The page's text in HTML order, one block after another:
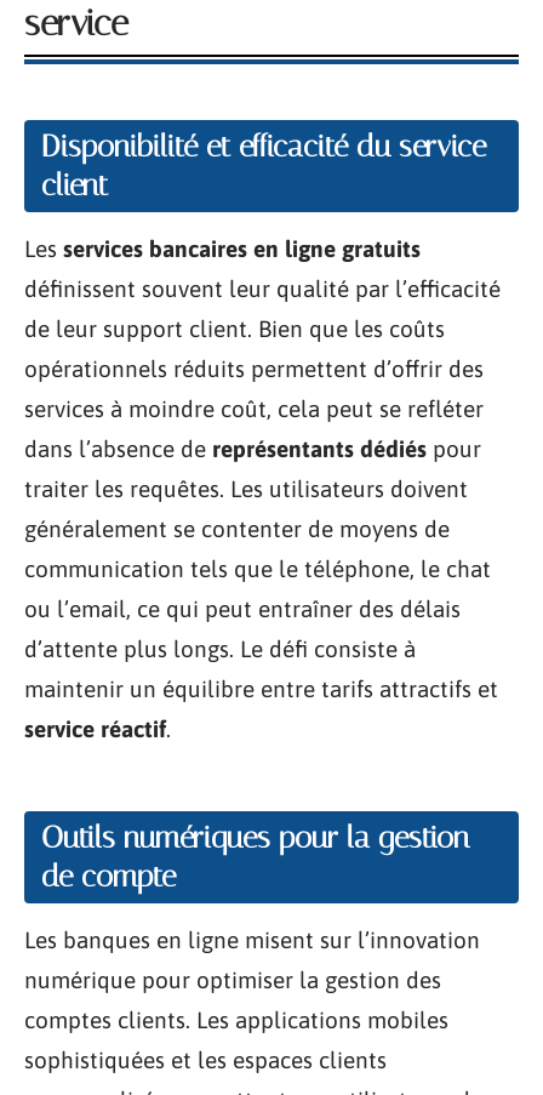
service
Disponibilité et efficacité du service
client
Les services bancaires en ligne gratuits
définissent souvent leur qualité par l’efficacité
de leur support client. Bien que les coûts
opérationnels réduits permettent d’offrir des
services à moindre coût, cela peut se refléter
dans l’absence de représentants dédiés pour
traiter les requêtes. Les utilisateurs doivent
généralement se contenter de moyens de
communication tels que le téléphone, le chat
ou l’email, ce qui peut entraîner des délais
d’attente plus longs. Le défi consiste à
maintenir un équilibre entre tarifs attractifs et
service réactif.
Outils numériques pour la gestion
de compte
Les banques en ligne misent sur l’innovation
numérique pour optimiser la gestion des
comptes clients. Les applications mobiles
sophistiquées et les espaces clients